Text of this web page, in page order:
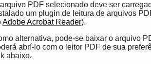
PDF selecionado deve ser
um plugin de leitura de arquivos
Adobe Acrobat Reader).
alternativa, pode-se baixar o arquivo
abrí-lo com o leitor PDF de sua
abaixo.